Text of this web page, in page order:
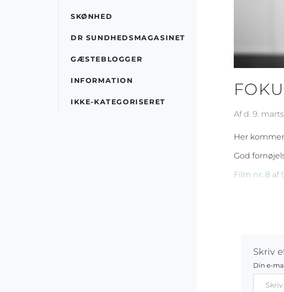
Af d. 9.
Her
God
Film nr. 8 af
Skriv
Din e-
SKØNHED
DR SUNDHEDSMAGASINET
GÆSTEBLOGGER
INFORMATION
IKKE-KATEGORISERET